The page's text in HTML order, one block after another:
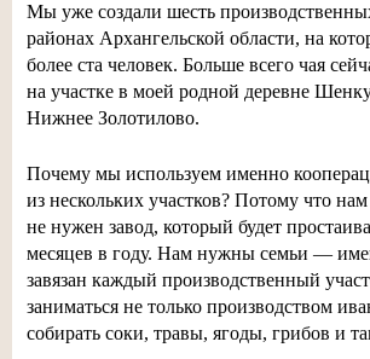
Мы уже создали шесть
районах Архангельской области, на
более ста человек. Больше всего чая
на участке в моей родной деревне
Нижнее Золотилово.
Почему мы используем именно
из нескольких участков? Потому что
не нужен завод, который будет
месяцев в году. Нам нужны семьи —
завязан каждый производственный
заниматься не только производством
собирать соки, травы, ягоды, грибов и